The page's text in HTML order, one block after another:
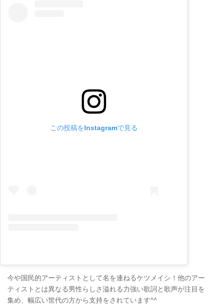
この投稿をInstagramで見る
今や国民的アーティストとして名を連ねるケツメイシ！他のアー
ティストとは異なる男性らしさ溢れる力強い歌詞と歌声が注目を
集め、幅広い世代の方から支持をされています^^